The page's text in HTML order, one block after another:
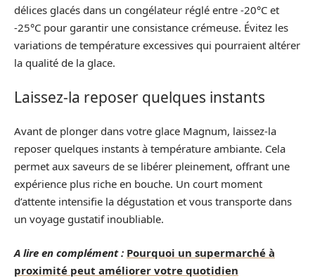
délices glacés dans un congélateur réglé entre -20°C et
-25°C pour garantir une consistance crémeuse. Évitez les
variations de température excessives qui pourraient altérer
la qualité de la glace.
Laissez-la reposer quelques instants
Avant de plonger dans votre glace Magnum, laissez-la
reposer quelques instants à température ambiante. Cela
permet aux saveurs de se libérer pleinement, offrant une
expérience plus riche en bouche. Un court moment
d’attente intensifie la dégustation et vous transporte dans
un voyage gustatif inoubliable.
A lire en complément : Pourquoi un supermarché à
proximité peut améliorer votre quotidien